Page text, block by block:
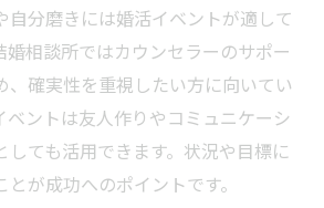
自分磨きには婚活イベントが適して
婚相談所ではカウンセラーのサポー
、確実性を重視したい方に向いてい
ベントは友人作りやコミュニケーシ
しても活用できます。状況や目標に
が成功へのポイントです。